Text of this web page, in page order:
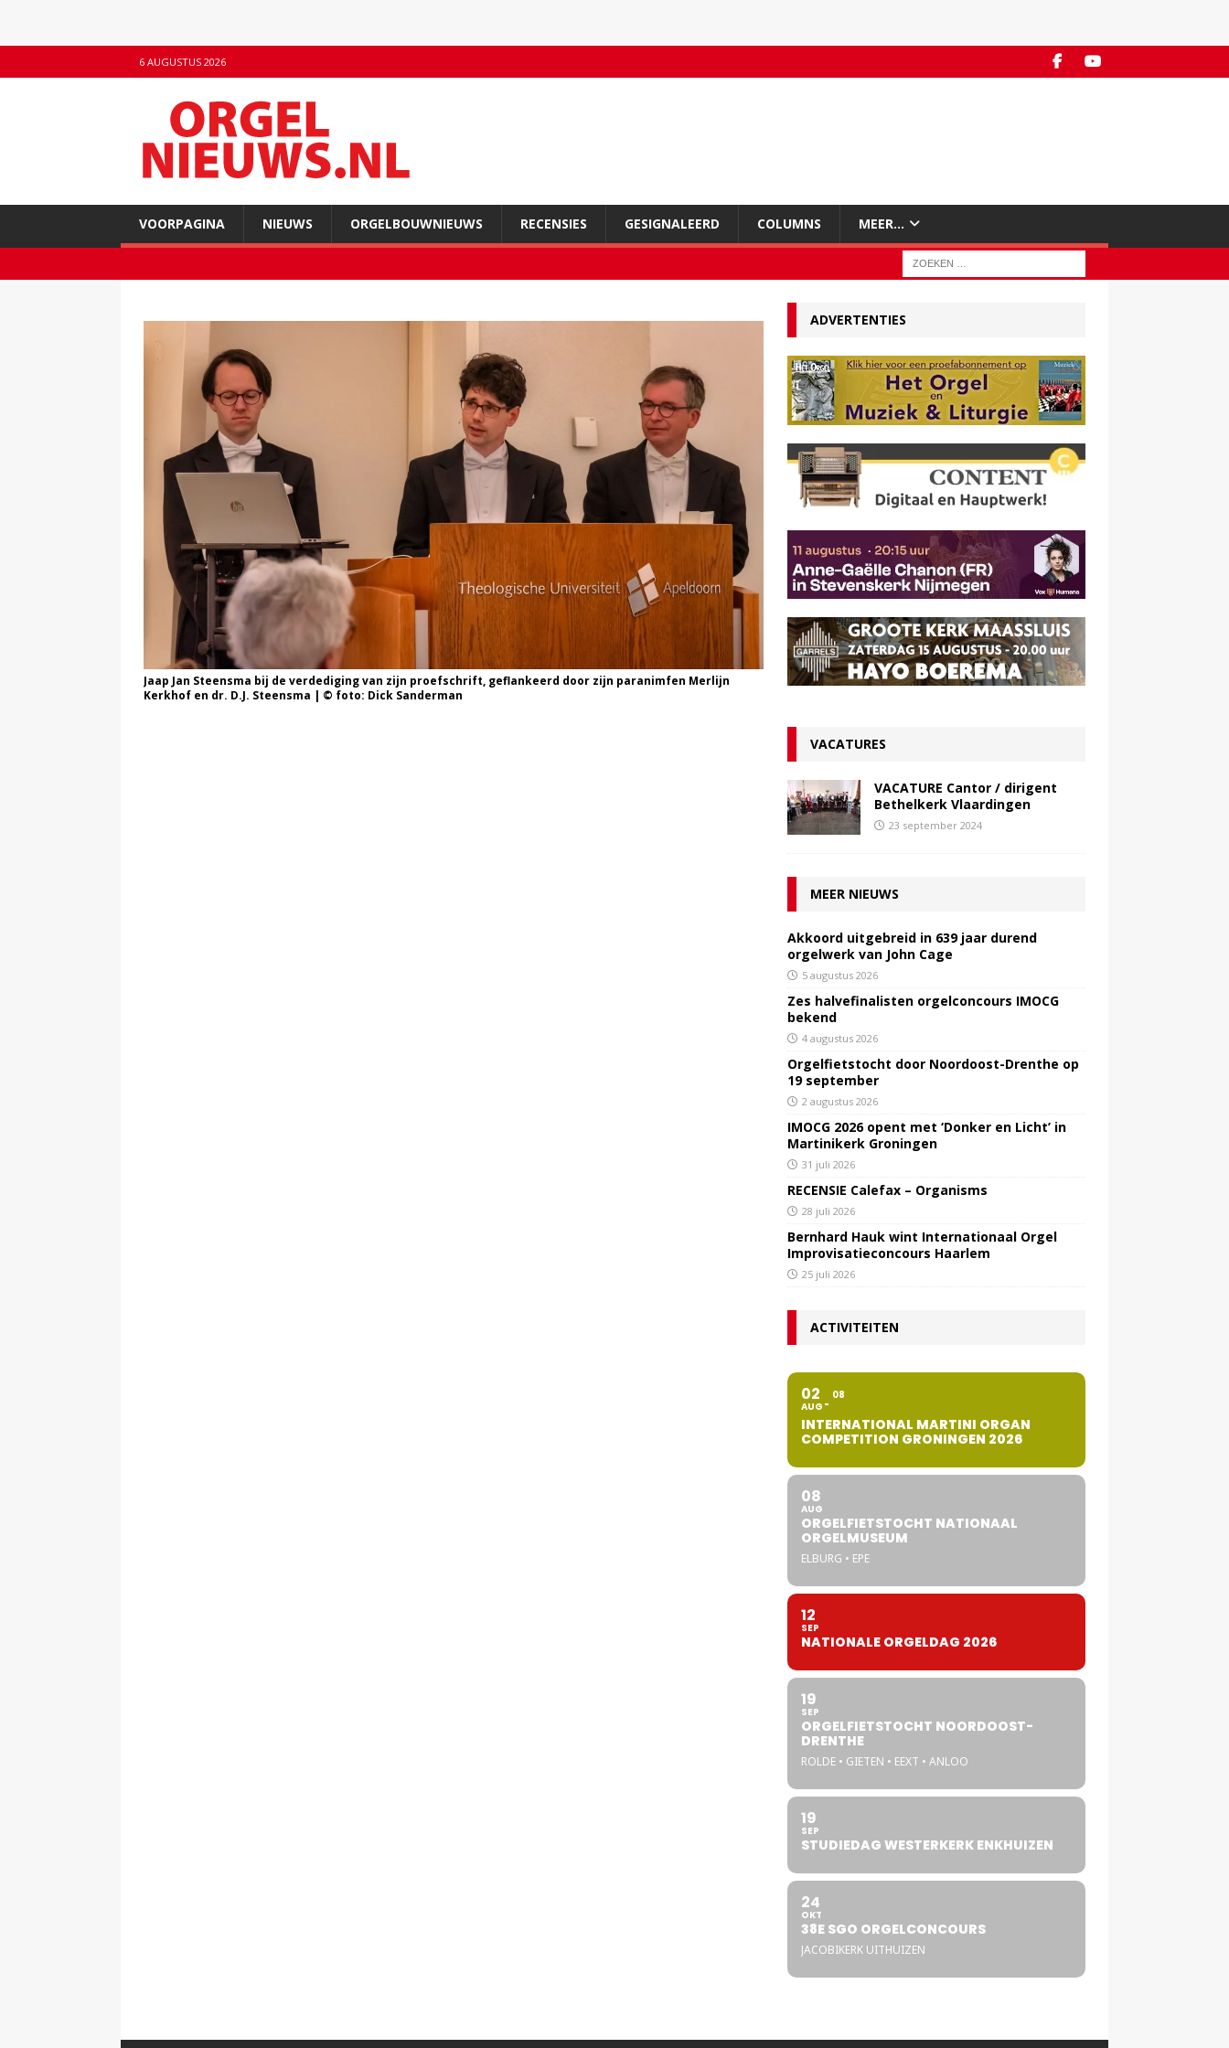
6 AUGUSTUS 2026
VOORPAGINA NIEUWS ORGELBOUWNIEUWS RECENSIES GESIGNALEERD COLUMNS MEER…
Jaap Jan Steensma bij de verdediging van zijn proefschrift, geflankeerd door zijn paranimfen Merlijn
Kerkhof en dr. D.J. Steensma | © foto: Dick Sanderman
ADVERTENTIES
VACATURES
VACATURE Cantor / dirigent
Bethelkerk Vlaardingen
23 september 2024
MEER NIEUWS
Akkoord uitgebreid in 639 jaar durend
orgelwerk van John Cage
5 augustus 2026
Zes halvefinalisten orgelconcours IMOCG
bekend
4 augustus 2026
Orgelfietstocht door Noordoost-Drenthe op
19 september
2 augustus 2026
IMOCG 2026 opent met ‘Donker en Licht’ in
Martinikerk Groningen
31 juli 2026
RECENSIE Calefax – Organisms
28 juli 2026
Bernhard Hauk wint Internationaal Orgel
Improvisatieconcours Haarlem
25 juli 2026
ACTIVITEITEN
02
AUG
08
INTERNATIONAL MARTINI ORGAN
COMPETITION GRONINGEN 2026
08
AUG
ORGELFIETSTOCHT NATIONAAL
ORGELMUSEUM
ELBURG • EPE
12
SEP
NATIONALE ORGELDAG 2026
19
SEP
ORGELFIETSTOCHT NOORDOOST-
DRENTHE
ROLDE • GIETEN • EEXT • ANLOO
19
SEP
STUDIEDAG WESTERKERK ENKHUIZEN
24
OKT
38E SGO ORGELCONCOURS
JACOBIKERK UITHUIZEN